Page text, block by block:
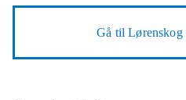
Gå tilLørenskog